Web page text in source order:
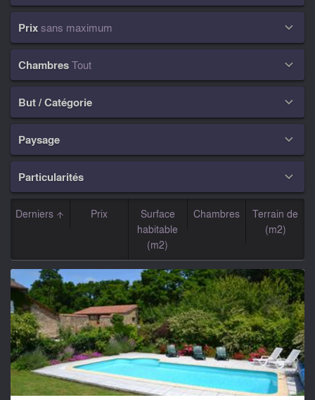
Prix sans maximum 
ChambresTout 
But / Catégorie 
Paysage 
Particularités 
Derniers Prix
Surface
habitable
(m2)
Chambres
Terrain de
(m2)